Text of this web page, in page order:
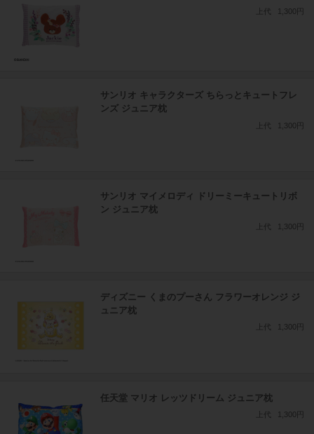
上代 1,300円
サンリオ キャラクターズ ちらっとキュートフレ
ンズ ジュニア枕
上代 1,300円
サンリオ マイメロディ ドリーミーキュートリボ
ン ジュニア枕
上代 1,300円
ディズニー くまのプーさん フラワーオレンジ ジ
ュニア枕
上代 1,300円
任天堂 マリオ レッツドリーム ジュニア枕
上代 1,300円